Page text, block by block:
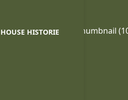
HISTORIE
:full (225x320) thumbnail